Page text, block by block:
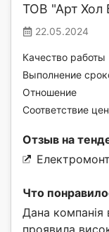
ТОВ "Арт Хол
22.05.2024
Качество работы
Выполнение
Отношение
Соответствие цен
Отзыв на
Что
Дана компанія
проявила